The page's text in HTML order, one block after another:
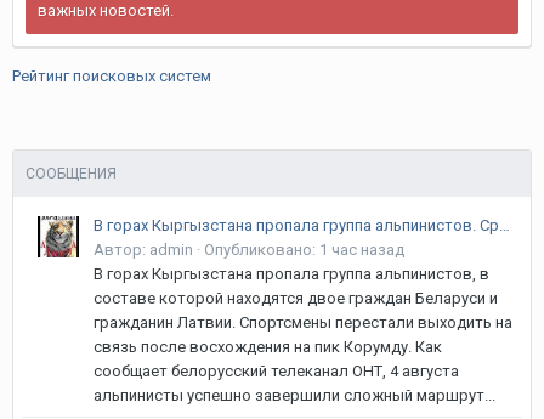
важных новостей.
Рейтинг поисковых систем
СООБЩЕНИЯ
В горах Кыргызстана пропала группа альпинистов. Среди них белорусы и латвиец
Автор: admin · Опубликовано: 1 час назад
В горах Кыргызстана пропала группа альпинистов, в
составе которой находятся двое граждан Беларуси и
гражданин Латвии. Спортсмены перестали выходить на
связь после восхождения на пик Корумду. Как
сообщает белорусский телеканал ОНТ, 4 августа
альпинисты успешно завершили сложный маршрут...